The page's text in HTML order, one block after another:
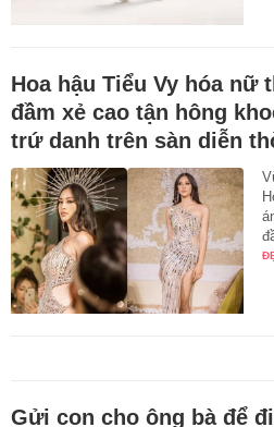
Hoa hậu Tiểu Vy hóa nữ
đầm xẻ cao tận hông
trứ danh trên sàn diễn
Gửi con cho ông bà để